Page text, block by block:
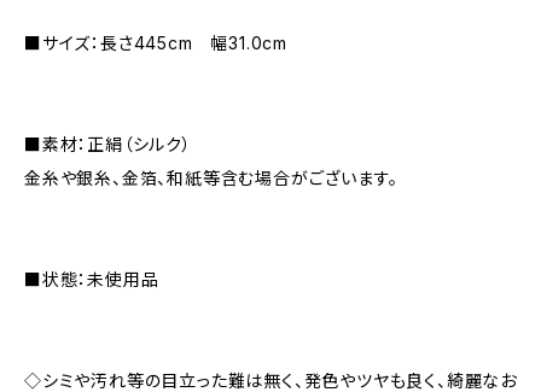
■サイズ：長さ445cm 幅31.0cm
■素材：正絹（シルク）
金糸や銀糸、金箔、和紙等含む場合がございます。
■状態：未使用品
◇シミや汚れ等の目立った難は無く、発色やツヤも良く、綺麗なお